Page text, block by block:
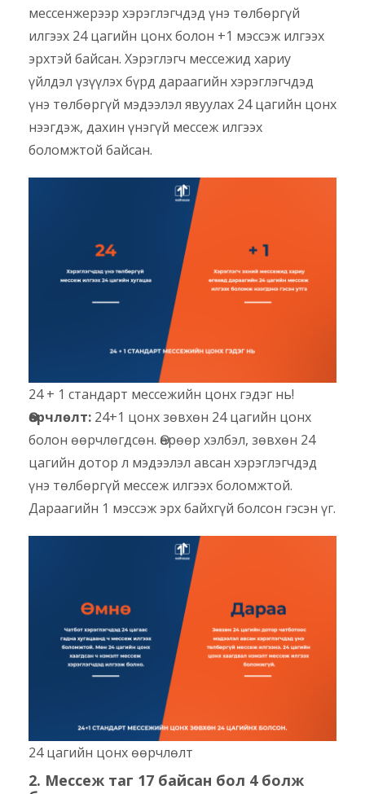
мессенжерээр хэрэглэгчдэд үнэ төлбөргүй
илгээх 24 цагийн цонх болон +1 мэссэж илгээх
эрхтэй байсан. Хэрэглэгч мессежид хариу
үйлдэл үзүүлэх бүрд дараагийн хэрэглэгчдэд
үнэ төлбөргүй мэдээлэл явуулах 24 цагийн цонх
нээгдэж, дахин үнэгүй мессеж илгээх
боломжтой байсан.
24 + 1 стандарт мессежийн цонх гэдэг нь!
Өөрчлөлт: 24+1 цонх зөвхөн 24 цагийн цонх
болон өөрчлөгдсөн. Өөрөөр хэлбэл, зөвхөн 24
цагийн дотор л мэдээлэл авсан хэрэглэгчдэд
үнэ төлбөргүй мессеж илгээх боломжтой.
Дараагийн 1 мэссэж эрх байхгүй болсон гэсэн үг.
24 цагийн цонх өөрчлөлт
2. Мессеж таг 17 байсан бол 4 болж